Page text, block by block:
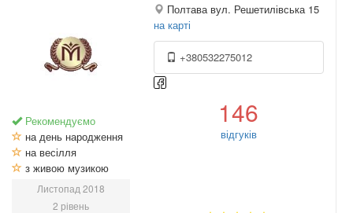
Рекомендуємо
на день народження
на весілля
з живою музикою
Листопад 2018
2 рівень
Полтава вул. Решетилівська 15
на карті
+380532275012
146
відгуків